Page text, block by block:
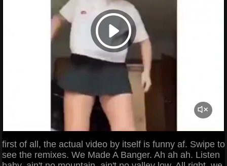
first of all, the actual video by itself is funny af. Swipe to
see the remixes. We Made A Banger. Ah ah ah. Listen